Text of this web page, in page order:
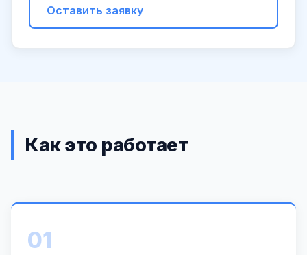
Оставить заявку
Как это работает
01